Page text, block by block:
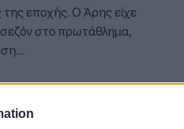
της εποχής. Ο Άρης είχε
σεζόν στο πρωτάθλημα,